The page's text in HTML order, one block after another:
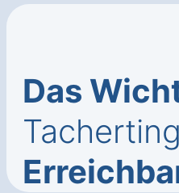
Das